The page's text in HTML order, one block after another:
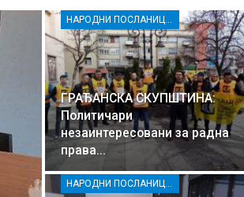
НАРОДНИ ПОСЛАНИЦИ И ГРАЂАНИ РАСИНСКОГ ОКРУГА ЗАЈЕДНО ЗА БОЉА РАДНА ПРАВА
ГРАЂАНСКА СКУПШТИНА:
Политичари
незаинтересовани за радна
права…
НАРОДНИ ПОСЛАНИЦИ И ГРАЂАНИ РАСИНСКОГ ОКРУГА ЗАЈЕДНО ЗА БОЉА РАДНА ПРАВА